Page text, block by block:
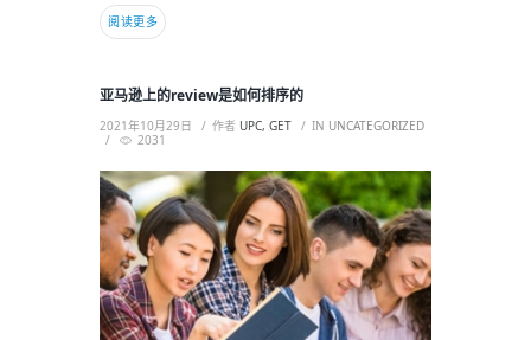
阅读更多
亚马逊上的review是如何排序的
2021年10月29日 作者 UPC, GET IN UNCATEGORIZED
2031